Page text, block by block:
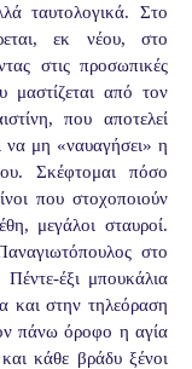
ταυτολογικά. Στο
εκ νέου, στο
στις προσωπικές
μαστίζεται από τον
που αποτελεί
να μη «ναυαγήσει» η
Σκέφτομαι πόσο
που στοχοποιούν
μεγάλοι σταυροί.
στο
έξι μπουκάλια
και στην τηλεόραση
πάνω όροφο η αγία
κάθε βράδυ ξένοι